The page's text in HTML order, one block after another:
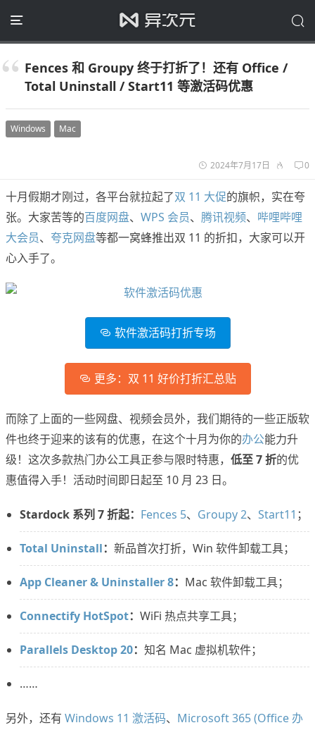
Fences 和 Groupy 终于打折了！还有 Office /
Total Uninstall / Start11 等激活码优惠
Windows Mac
2024年7月17日 0
十月假期才刚过，各平台就拉起了双 11 大促的旗帜，实在夸
张。大家苦等的百度网盘、 WPS 会员、 腾讯视频、 哔哩哔哩
大会员、 夸克网盘等都一窝蜂推出双 11 的折扣，大家可以开
心入手了。
软件激活码打折专场
更多：双 11 好价打折汇总贴
而除了上面的一些网盘、视频会员外，我们期待的一些正版软
件也终于迎来的该有的优惠，在这个十月为你的办公能力升
级！这次多款热门办公工具正参与限时特惠， 低至 7 折的优
惠值得入手！活动时间即日起至 10 月 23 日。
Stardock 系列 7 折起： Fences 5、 Groupy 2、 Start11 ；
Total Uninstall： 新品首次打折，Win 软件卸载工具；
App Cleaner & Uninstaller 8： Mac 软件卸载工具；
Connectify HotSpot： WiFi 热点共享工具；
Parallels Desktop 20： 知名 Mac 虚拟机软件；
……
另外，还有 Windows 11 激活码、 Microsoft 365 (Office 办